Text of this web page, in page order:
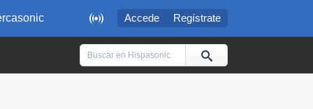
 Accede Regístrate